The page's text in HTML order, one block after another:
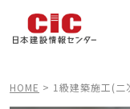
HOME > 1級建築施工(二